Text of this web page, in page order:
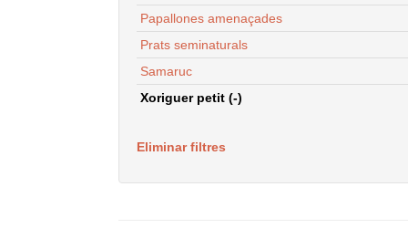
Papallones amenaçades
Prats seminaturals
Samaruc
Xoriguer petit (-)
Eliminar filtres